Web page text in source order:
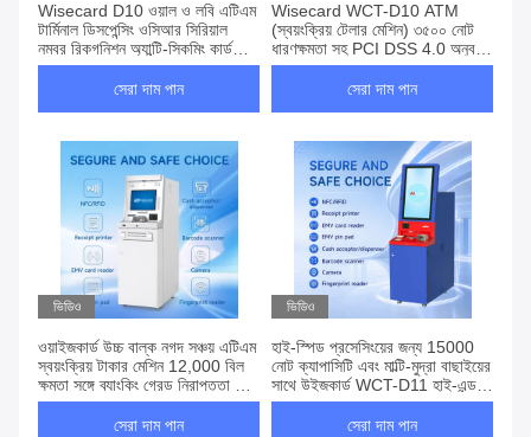
Wisecard D10 ওয়াল ও লবি এটিএম
টার্মিনাল ডিসপেন্সিং ওসিআর সিরিয়াল
নম্বর রিকগনিশন অ্যান্টি-স্কিমিং কার্ড
রিডার সেলফ-সার্ভিস ব্যাংকিং এটিএম
সেরা দাম পান
Wisecard WCT-D10 ATM
(স্বয়ংক্রিয় টেলার মেশিন) ৩৫০০ নোট
ধারণক্ষমতা সহ PCI DSS 4.0 অনুবর্তী
মাল্টি-কারেন্সি সাপোর্ট স্বয়ংক্রিয় টেলার
সেরা দাম পান
ভিডিও
ওয়াইজকার্ড উচ্চ বাল্ক নগদ সঞ্চয় এটিএম
স্বয়ংক্রিয় টাকার মেশিন 12,000 বিল
ক্ষমতা সঙ্গে ব্যাংকিং গ্রেড নিরাপত্তা এবং
মাল্টি মুদ্রা সামঞ্জস্য
সেরা দাম পান
ভিডিও
হাই-স্পিড প্রসেসিংয়ের জন্য 15000
নোট ক্যাপাসিটি এবং মাল্টি-মুদ্রা বাছাইয়ের
সাথে উইজকার্ড WCT-D11 হাই-এন্ড
ক্যাটার নগদ পুনর্ব্যবহারকারী সিস্টেম
সেরা দাম পান